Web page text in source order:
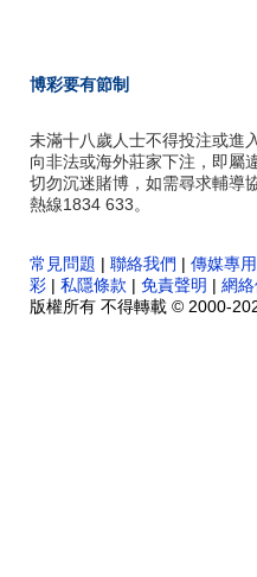
博彩要有節制
未滿十八歲人士不得投注或進
向非法或海外莊家下注，即屬
切勿沉迷賭博，如需尋求輔導
熱線1834 633。
常見問題 | 聯絡我們 | 傳媒專
彩 | 私隱條款 | 免責聲明 | 網
版權所有 不得轉載 © 2000-